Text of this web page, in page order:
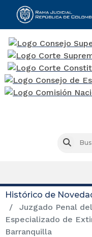
Histórico de
Juzgado Penal
Especializado de
Barranquilla